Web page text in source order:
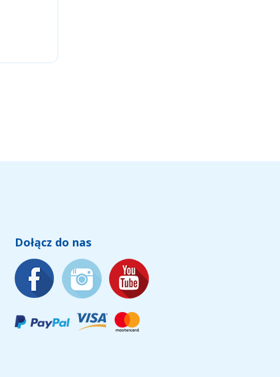
Dołącz do nas